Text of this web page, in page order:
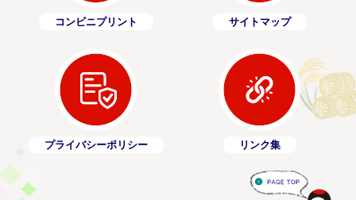
コンビニプリント サイトマップ
プライバシーポリシー リンク集